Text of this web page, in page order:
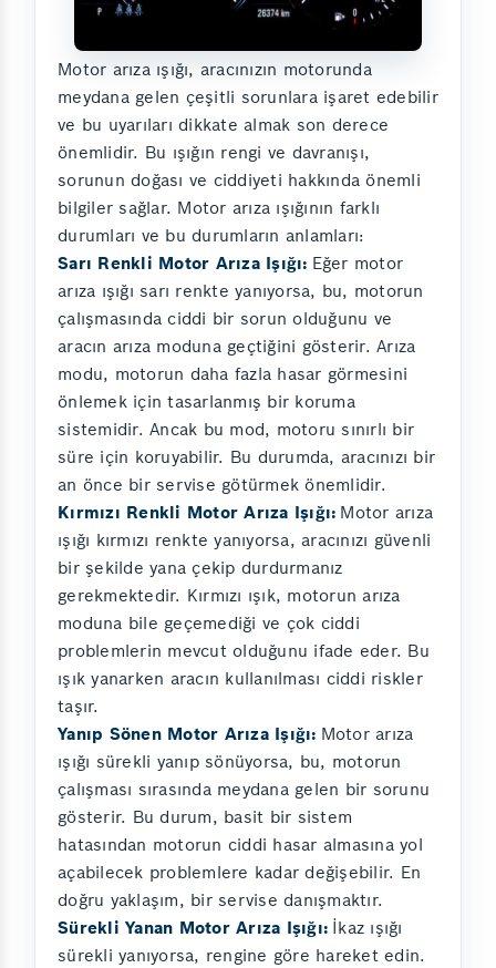
Motor arıza ışığı, aracınızın motorunda
meydana gelen çeşitli sorunlara işaret edebilir
ve bu uyarıları dikkate almak son derece
önemlidir. Bu ışığın rengi ve davranışı,
sorunun doğası ve ciddiyeti hakkında önemli
bilgiler sağlar. Motor arıza ışığının farklı
durumları ve bu durumların anlamları:
Sarı Renkli Motor Arıza Işığı: Eğer motor
arıza ışığı sarı renkte yanıyorsa, bu, motorun
çalışmasında ciddi bir sorun olduğunu ve
aracın arıza moduna geçtiğini gösterir. Arıza
modu, motorun daha fazla hasar görmesini
önlemek için tasarlanmış bir koruma
sistemidir. Ancak bu mod, motoru sınırlı bir
süre için koruyabilir. Bu durumda, aracınızı bir
an önce bir servise götürmek önemlidir.
Kırmızı Renkli Motor Arıza Işığı: Motor arıza
ışığı kırmızı renkte yanıyorsa, aracınızı güvenli
bir şekilde yana çekip durdurmanız
gerekmektedir. Kırmızı ışık, motorun arıza
moduna bile geçemediği ve çok ciddi
problemlerin mevcut olduğunu ifade eder. Bu
ışık yanarken aracın kullanılması ciddi riskler
taşır.
Yanıp Sönen Motor Arıza Işığı: Motor arıza
ışığı sürekli yanıp sönüyorsa, bu, motorun
çalışması sırasında meydana gelen bir sorunu
gösterir. Bu durum, basit bir sistem
hatasından motorun ciddi hasar almasına yol
açabilecek problemlere kadar değişebilir. En
doğru yaklaşım, bir servise danışmaktır.
Sürekli Yanan Motor Arıza Işığı: İkaz ışığı
sürekli yanıyorsa, rengine göre hareket edin.